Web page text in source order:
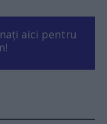
aici pentru